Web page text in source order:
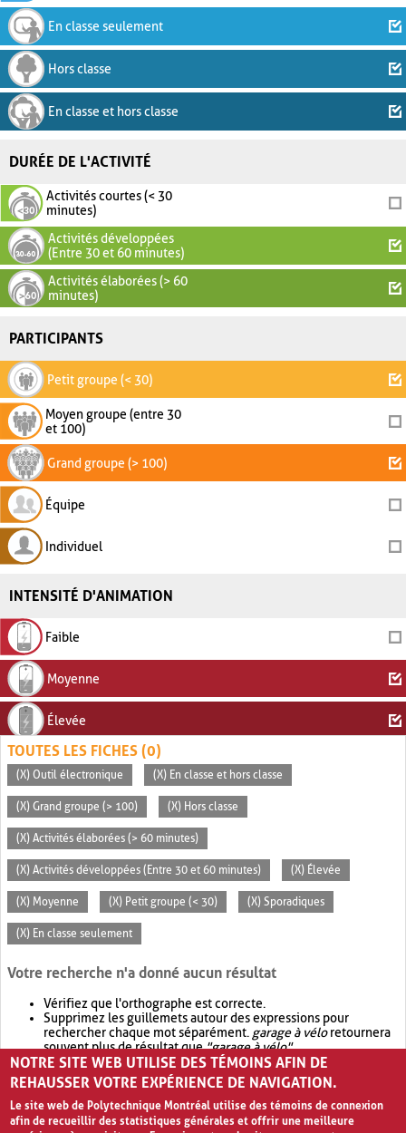
En classe seulement
Hors classe
En classe et hors classe
DURÉE DE L'ACTIVITÉ
Activités courtes (< 30
minutes)
Activités développées
(Entre 30 et 60 minutes)
Activités élaborées (> 60
minutes)
PARTICIPANTS
Petit groupe (< 30)
Moyen groupe (entre 30
et 100)
Grand groupe (> 100)
Équipe
Individuel
INTENSITÉ D'ANIMATION
Faible
Moyenne
Élevée
TOUTES LES FICHES (0)
(X) Outil électronique (X) En classe et hors classe
(X) Grand groupe (> 100) (X) Hors classe
(X) Activités élaborées (> 60 minutes)
(X) Activités développées (Entre 30 et 60 minutes) (X) Élevée
(X) Moyenne (X) Petit groupe (< 30) (X) Sporadiques
(X) En classe seulement
Votre recherche n'a donné aucun résultat
Vérifiez que l'orthographe est correcte.
Supprimez les guillemets autour des expressions pour
rechercher chaque mot séparément. garage à véloretournera
souvent plus de résultat que"garage à vélo".
Envisagez d'élargir votre recherche avec OR.garage OR vélo
retournera souvent plus de résultat quegarage à vélo
NOTRE SITE WEB UTILISE DES TÉMOINS AFIN DE
REHAUSSER VOTRE EXPÉRIENCE DE NAVIGATION.
Le site web de Polytechnique Montréal utilise des témoins de connexion
afin de recueillir des statistiques générales et offrir une meilleure